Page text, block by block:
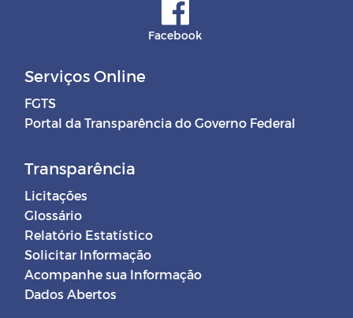
Facebook
Serviços Online
FGTS
Portal da Transparência do Governo Federal
Transparência
Licitações
Glossário
Relatório Estatístico
Solicitar Informação
Acompanhe sua Informação
Dados Abertos